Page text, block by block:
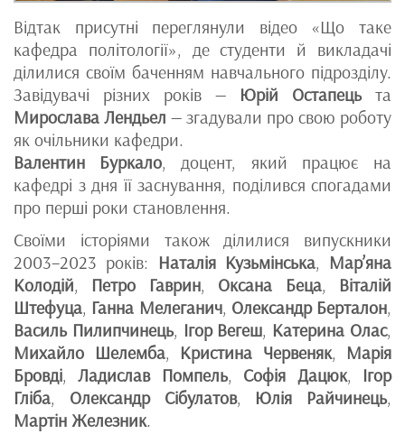
Відтак присутні переглянули відео «Що таке
кафедра політології», де студенти й викладачі
ділилися своїм баченням навчального підрозділу.
Завідувачі різних років — Юрій Остапецьта
Мирослава Лендьел — згадували про свою роботу
як очільники кафедри.
Валентин Буркало, доцент, який працює на
кафедрі з дня її заснування, поділився спогадами
про перші роки становлення.
Своїми історіями також ділилися випускники
2003–2023 років: Наталія Кузьмінська, Мар’яна
Колодій, Петро Гаврин, Оксана Беца, Віталій
Штефуца, Ганна Мелеганич, Олександр Берталон,
Василь Пилипчинець, Ігор Вегеш, Катерина Олас,
Михайло Шелемба, Кристина Червеняк, Марія
Бровді,Ладислав Помпель, Софія Дацюк, Ігор
Гліба, Олександр Сібулатов, Юлія Райчинець,
Мартін Железник.